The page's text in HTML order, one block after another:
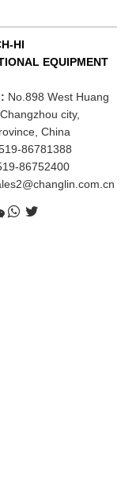
HI
EQUIPMENT
No.898 West Huang
city,
China
86781388
86752400